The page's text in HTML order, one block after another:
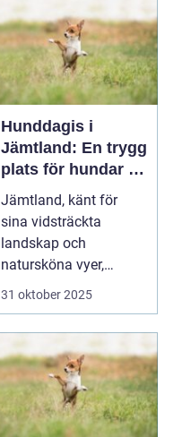
Hunddagis i
Jämtland: En trygg
plats för hundar i
vårt vackra
landskap
Jämtland, känt för
sina vidsträckta
landskap och
natursköna vyer,
erbjuder ...
31 oktober 2025